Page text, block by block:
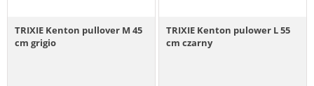
TRIXIE Kenton pullover M 45
cm grigio
TRIXIE Kenton pulower L 55
cm czarny